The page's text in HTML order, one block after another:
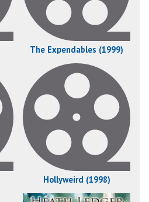
The Expendables (1999)
Hollyweird (1998)